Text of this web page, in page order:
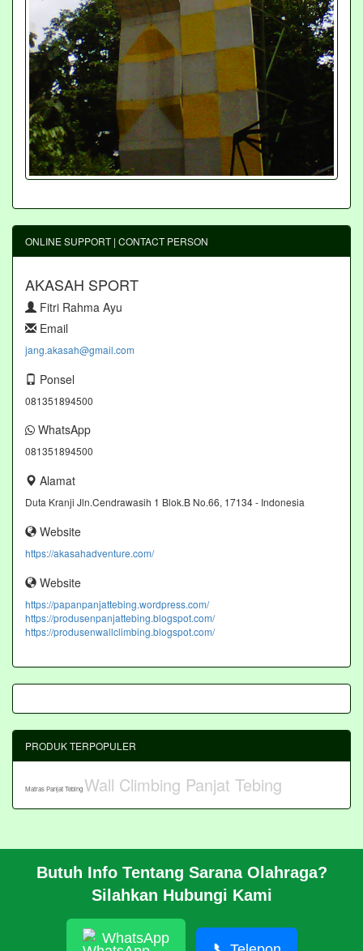
ONLINE SUPPORT | CONTACT PERSON
AKASAH SPORT
Fitri Rahma Ayu
Email
jang.akasah@gmail.com
Ponsel
081351894500
WhatsApp
081351894500
Alamat
Duta Kranji Jln.Cendrawasih 1 Blok.B No.66, 17134 - Indonesia
Website
https://akasahadventure.com/
Website
https://papanpanjattebing.wordpress.com/
https://produsenpanjattebing.blogspot.com/
https://produsenwallclimbing.blogspot.com/
Butuh Info Tentang Sarana Olahraga?
Silahkan Hubungi Kami
WhatsApp
PRODUK TERPOPULER
Matras Panjat Tebing Wall Climbing Panjat Tebing
CARA PESAN
HUBUNGI KAMI